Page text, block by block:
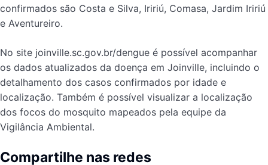
confirmados são Costa e Silva, Iririú, Comasa, Jardim Iririú
e Aventureiro.
No site joinville.sc.gov.br/dengue é possível acompanhar
os dados atualizados da doença em Joinville, incluindo o
detalhamento dos casos confirmados por idade e
localização. Também é possível visualizar a localização
dos focos do mosquito mapeados pela equipe da
Vigilância Ambiental.
Compartilhe nas redes